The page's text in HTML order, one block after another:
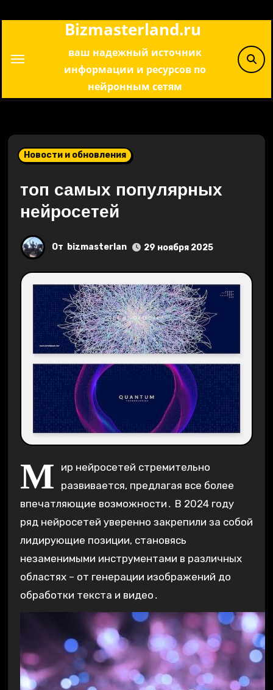
Bizmasterland.ru
ваш надежный источник
информации и ресурсов по
нейронным сетям
Новости и обновления
топ самых популярных
нейросетей
От bizmasterlan 29 ноября 2025
М
ир нейросетей стремительно
развивается, предлагая все более
впечатляющие возможности․ В 2024 году
ряд нейросетей уверенно закрепили за собой
лидирующие позиции, становясь
незаменимыми инструментами в различных
областях – от генерации изображений до
обработки текста и видео․